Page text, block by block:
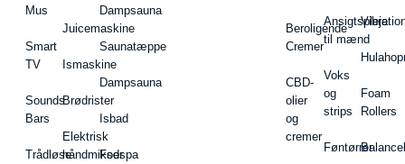
Mus
Smart
TV
Sounds
Bars
Trådløse
Juicemaskine
Ismaskine
Brødrister
Elektrisk
håndmikser
Dampsauna
Saunatæppe
Dampsauna
Isbad
Fodspa
Beroligende
Cremer
CBD-
olier
og
cremer
Ansigtspleje
til mænd
Voks
og
strips
Føntørrer
Foam
Rollers